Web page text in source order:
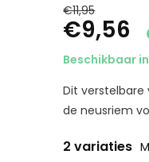
€11,95
€9,56
Beschikbaar
Dit
de neusriem
2 variaties